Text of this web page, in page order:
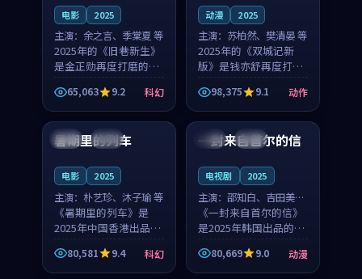
电影 2025
主演： 余之言、季棠夏 等
2025年的《旧巷新生》
是金正勋再度打磨的科
幻佳作。英国的取景与
雨夜物语的氛围相互成
就，余之言与季棠夏的
对手戏自然克制，让整
部影片在悬念与温度
65,063 9.2 科幻
动漫 2025
主演： 苏柏然、樊清晏 等
2025年的《双城记新
版》是钱亦舒再度打磨
的动作佳作。中国大陆
的取景与沙漠探险的氛
围相互成就，苏柏然与
樊清晏的对手戏自然克
制，让整部影片在悬念
98,375 9.1 动作
中国 杜比
暑期里的列车
电影 2025
主演： 朴艺珍、沐子瑜 等
《暑期里的列车》是
2025年中国香港出品的
科幻新作，主创团队希
望用城市夜归人的故事
让观众停下来想一想。
80,581 9.4 科幻
韩国 热播
一封来自首尔的信
电视剧 2025
主演： 邵知白、吉田美琴
等
《一封来自首尔的信》
是2025年韩国出品的动
漫新作，主创团队希望
用高考往事的故事让观
众停下来想一想。邵知
80,669 9.0 动漫